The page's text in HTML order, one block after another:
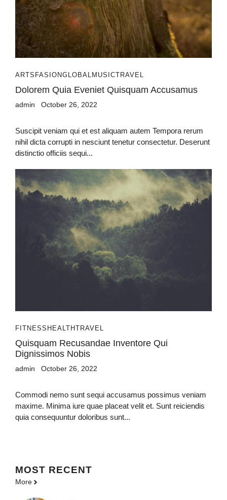
ARTS FASIONGLOBAL MUSICTRAVEL
Dolorem Quia Eveniet Quisquam Accusamus
admin October 26, 2022
Suscipit veniam qui et est aliquam autem Tempora rerum
nihil dicta corrupti in nesciunt tenetur consectetur. Deserunt
distinctio officiis sequi...
FITNESS HEALTH TRAVEL
Quisquam Recusandae Inventore Qui
Dignissimos Nobis
admin October 26, 2022
Commodi nemo sunt sequi accusamus possimus veniam
maxime. Minima iure quae placeat velit et. Sunt reiciendis
quia consequuntur doloribus sunt...
MOST RECENT
More